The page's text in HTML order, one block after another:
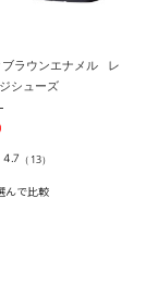
ブラウンエナメル
レ
シューズ
4.7 （13）
んで比較